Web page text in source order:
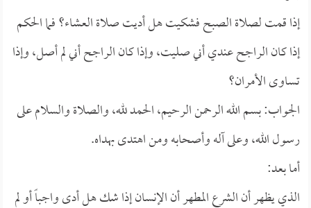
إذا قمت لصلاة الصبح فشكيت هل أديت صلاة العشاء؟ فما الحكم
إذا كان الراجح عندي أني صليت، وإذا كان الراجح أني لم أصل، وإذا
تساوى الأمران؟
الجواب: بسم الله الرحمن الرحيم، الحمد لله، والصلاة والسلام على
رسول الله، وعلى آله وأصحابه ومن اهتدى بهداه.
أما بعد:
الذي يظهر أن الشرع المطهر أن الإنسان إذا شك هل أدى واجباً أو لم